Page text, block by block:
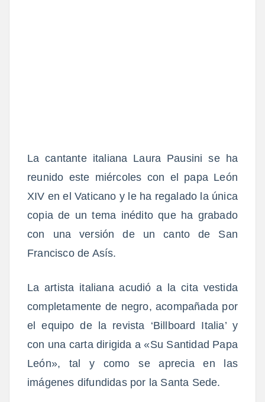
La cantante italiana Laura Pausini se ha
reunido este miércoles con el papa León
XIV en el Vaticano y le ha regalado la única
copia de un tema inédito que ha grabado
con una versión de un canto de San
Francisco de Asís.
La artista italiana acudió a la cita vestida
completamente de negro, acompañada por
el equipo de la revista ‘Billboard Italia’ y
con una carta dirigida a «Su Santidad Papa
León», tal y como se aprecia en las
imágenes difundidas por la Santa Sede.